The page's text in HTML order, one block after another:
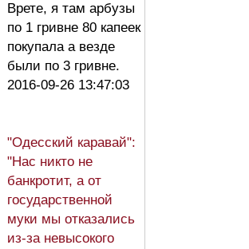
Врете, я там арбузы
по 1 гривне 80 капеек
покупала а везде
были по 3 гривне.
2016-09-26 13:47:03
"Одесский каравай":
"Нас никто не
банкротит, а от
государственной
муки мы отказались
из-за невысокого